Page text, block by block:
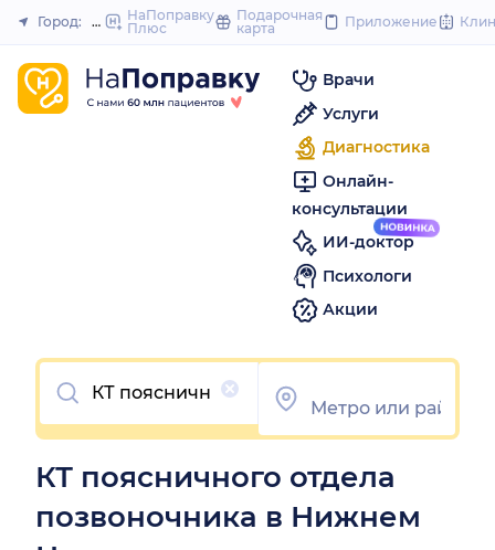
to
Закрыть
Город: Нижний Новгород
НаПоправку
Плюс
Подарочная
карта
Приложение
Врачи
Услуги
Диагностика
Онлайн-
консультации
ИИ-доктор
Психологи
Акции
Очистить
КТ поясничного отдела
позвоночника в Нижнем